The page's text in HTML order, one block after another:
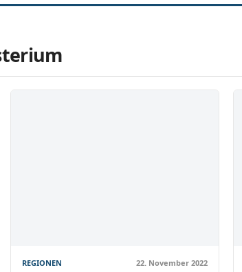
REGIONEN 22. November 2022